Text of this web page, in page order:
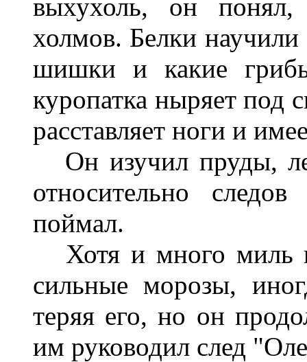
выхухоль, он
холмов. Белки
шишки и какие
куропатка ныряет под
расставляет ноги и
Он изучил пруды,
относительно
поймал.
Хотя и много миль
сильные морозы,
теряя его, но он
им руководил след